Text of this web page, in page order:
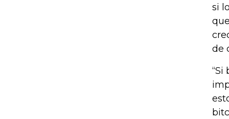
si
de